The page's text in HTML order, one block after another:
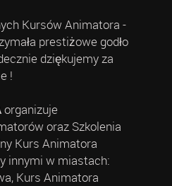
Kursów Animatora -
prestiżowe godło
dziękujemy za
!
organizuje
oraz Szkolenia
Kurs Animatora
innymi w miastach:
Kurs Animatora